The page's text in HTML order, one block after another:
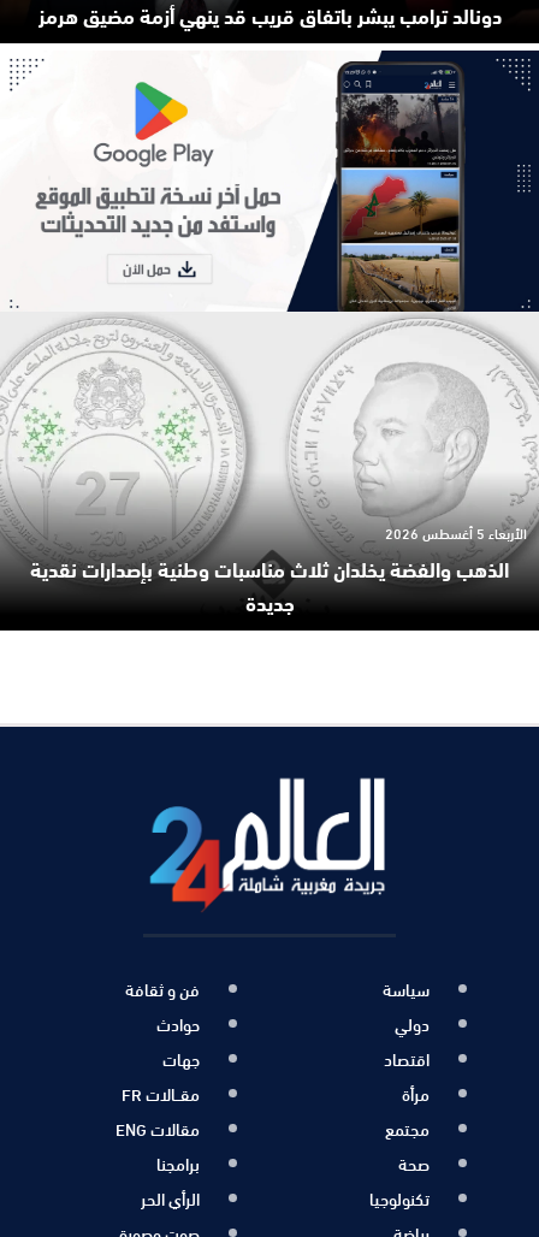
دونالد ترامب يبشر باتفاق قريب قد ينهي أزمة مضيق هرمز
الذهب والفضة يخلدان ثلاث مناسبات وطنية بإصدارات نقدية
جديدة
الأربعاء 5 أغسطس 2026
سياسة
دولي
اقتصاد
مرأة
مجتمع
صحة
تكنولوجيا
فن و ثقافة
حوادث
جهات
مقــالات FR
مقالات ENG
برامجنا
الرأي الحر